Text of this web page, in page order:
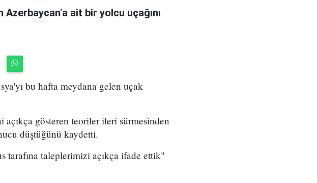
Azerbaycan'a ait bir yolcu uçağını
bu hafta meydana gelen uçak
açıkça gösteren teoriler ileri sürmesinden
düştüğünü kaydetti.
tarafına taleplerimizi açıkça ifade ettik"